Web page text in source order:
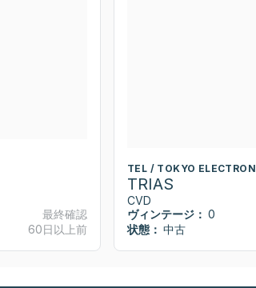
最終確認
60日以上前
TEL / TOKYO ELECTRON
TRIAS
CVD
ヴィンテージ： 0
状態： 中古